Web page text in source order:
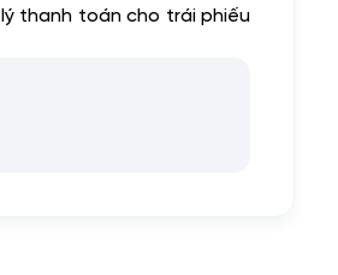
thanh toán cho trái phiếu